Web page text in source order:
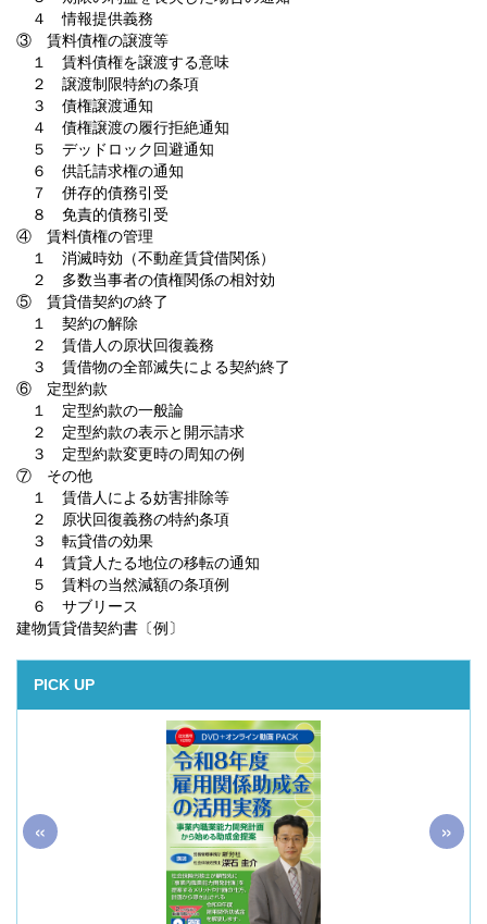
４ 情報提供義務
③ 賃料債権の譲渡等
１ 賃料債権を譲渡する意味
２ 譲渡制限特約の条項
３ 債権譲渡通知
４ 債権譲渡の履行拒絶通知
５ デッドロック回避通知
６ 供託請求権の通知
７ 併存的債務引受
８ 免責的債務引受
④ 賃料債権の管理
１ 消滅時効（不動産賃貸借関係）
２ 多数当事者の債権関係の相対効
⑤ 賃貸借契約の終了
１ 契約の解除
２ 賃借人の原状回復義務
３ 賃借物の全部滅失による契約終了
⑥ 定型約款
１ 定型約款の一般論
２ 定型約款の表示と開示請求
３ 定型約款変更時の周知の例
⑦ その他
１ 賃借人による妨害排除等
２ 原状回復義務の特約条項
３ 転貸借の効果
４ 賃貸人たる地位の移転の通知
５ 賃料の当然減額の条項例
６ サブリース
建物賃貸借契約書〔例〕
PICK UP
« »